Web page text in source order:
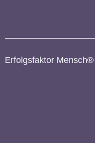
Erfolgsfaktor Mensch®